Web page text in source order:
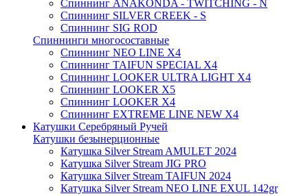
Спиннинг ANAKONDA - TWITCHING - N
Спиннинг SILVER CREEK - S
Спиннинг SIG ROD
Спиннинги многосоставные
Спиннинг NEO LINE X4
Спиннинг TAIFUN SPECIAL X4
Спиннинг LOOKER ULTRA LIGHT X4
Спиннинг LOOKER X5
Спиннинг LOOKER X4
Спиннинг EXTREME LINE NEW X4
Катушки Серебряный Ручей
Катушки безынерционные
Катушка Silver Stream AMULET 2024
Катушка Silver Stream JIG PRO
Катушка Silver Stream TAIFUN 2024
Катушка Silver Stream NEO LINE EXUL 142gr